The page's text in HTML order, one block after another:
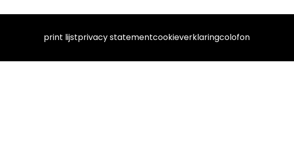
print lijstprivacy statementcookieverklaringcolofon